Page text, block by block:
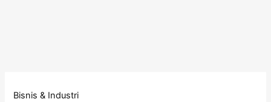
Bisnis & Industri